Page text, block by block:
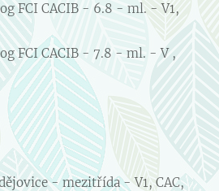
FCI CACIB - 6.8 - ml. - V1,
FCI CACIB - 7.8 - ml. - V ,
- mezitřída - V1, CAC,